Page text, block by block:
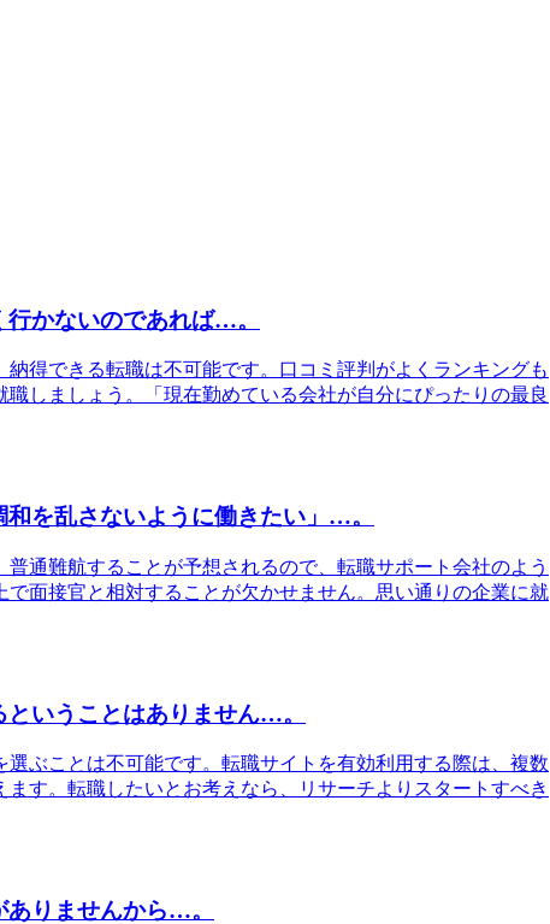
かないのであれば…。
得できる転職は不可能です。口コミ評判がよくランキングも
しましょう。「現在勤めている会社が自分にぴったりの最良
を乱さないように働きたい」…。
通難航することが予想されるので、転職サポート会社のよう
面接官と相対することが欠かせません。思い通りの企業に就
いうことはありません…。
ぶことは不可能です。転職サイトを有効利用する際は、複数
す。転職したいとお考えなら、リサーチよりスタートすべき
りませんから…。